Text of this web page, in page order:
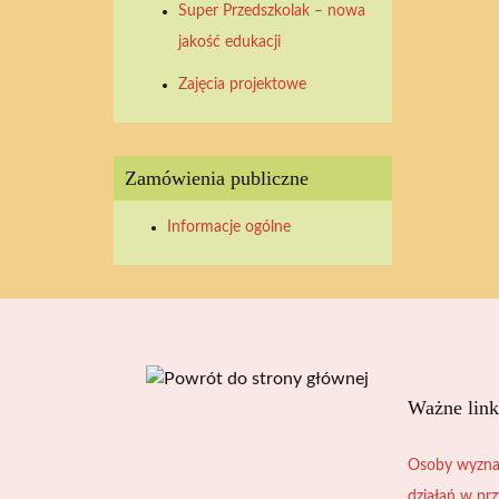
20262026 2026202620262026
Super Przedszkolak – nowa
jakość edukacji
Zajęcia projektowe
Zamówienia publiczne
Informacje ogólne
Ważne
Osoby